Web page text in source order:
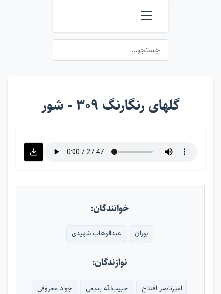
گلهای رنگارنگ ۳۰۹ - شور
خوانندگان:
پوران عبدالوهاب شهیدی
نوازندگان:
امیرناصر افتتاح حبیب‌الله بدیعی جواد معروفی